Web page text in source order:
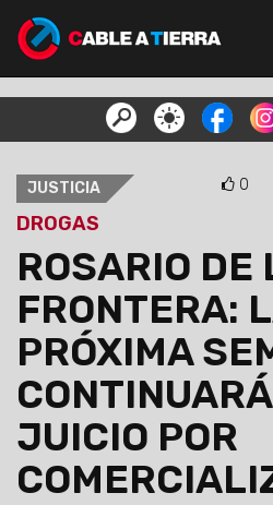
JUSTICIA 0
DROGAS
ROSARIO DE
FRONTERA:
PRÓXIMA
JUICIO POR